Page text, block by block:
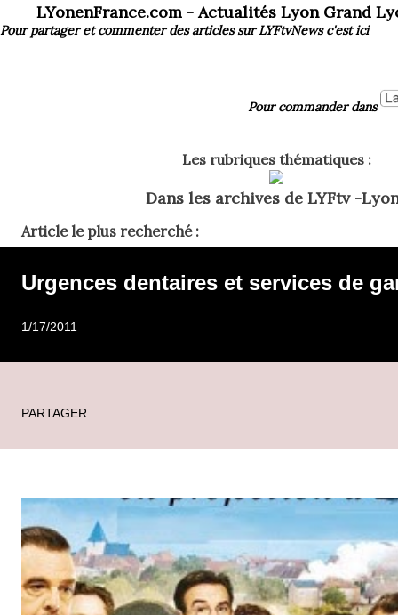
LYonenFrance.com - Actualités Lyon Grand
Pour partager et commenter des articlessur LYFtvNewsc'est ici
Pour commander dans
Les rubriques thématiques :
Dans les archives de LYFtv -
Article le plus recherché :
Urgences dentaires et services de
1/17/2011
PARTAGER